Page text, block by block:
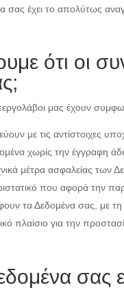
έχει το απολύτως
ότι οι
μας έχουν
με τις αντίστοιχες
χωρίς την έγγραφη
μέτρα ασφαλείας των
που αφορά την
τα Δεδομένα σας, με
πλαίσιο για την
σας